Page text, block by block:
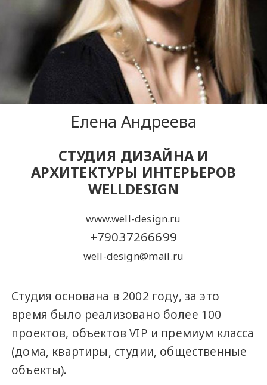
Елена Андреева
СТУДИЯ ДИЗАЙНА И
АРХИТЕКТУРЫ ИНТЕРЬЕРОВ
WELLDESIGN
www.well-design.ru
+79037266699
well-design@mail.ru
Студия основана в 2002 году, за это
время было реализовано более 100
проектов, объектов VIP и премиум класса
(дома, квартиры, студии, общественные
объекты).